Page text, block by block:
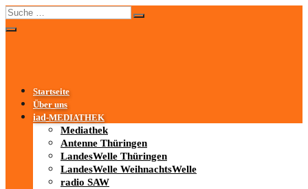
Startseite
Über uns
iad-MEDIATHEK
Mediathek
Antenne Thüringen
LandesWelle Thüringen
LandesWelle WeihnachtsWelle
radio SAW